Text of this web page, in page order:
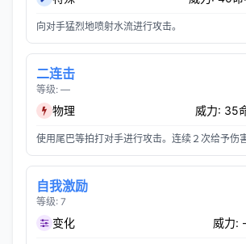
向对手猛烈地喷射水流进行攻击。
二连击
等级: —
物理 威力: 35
使用尾巴等拍打对手进行攻击。连续２次给予伤害
自我激励
等级: 7
变化 威力: -